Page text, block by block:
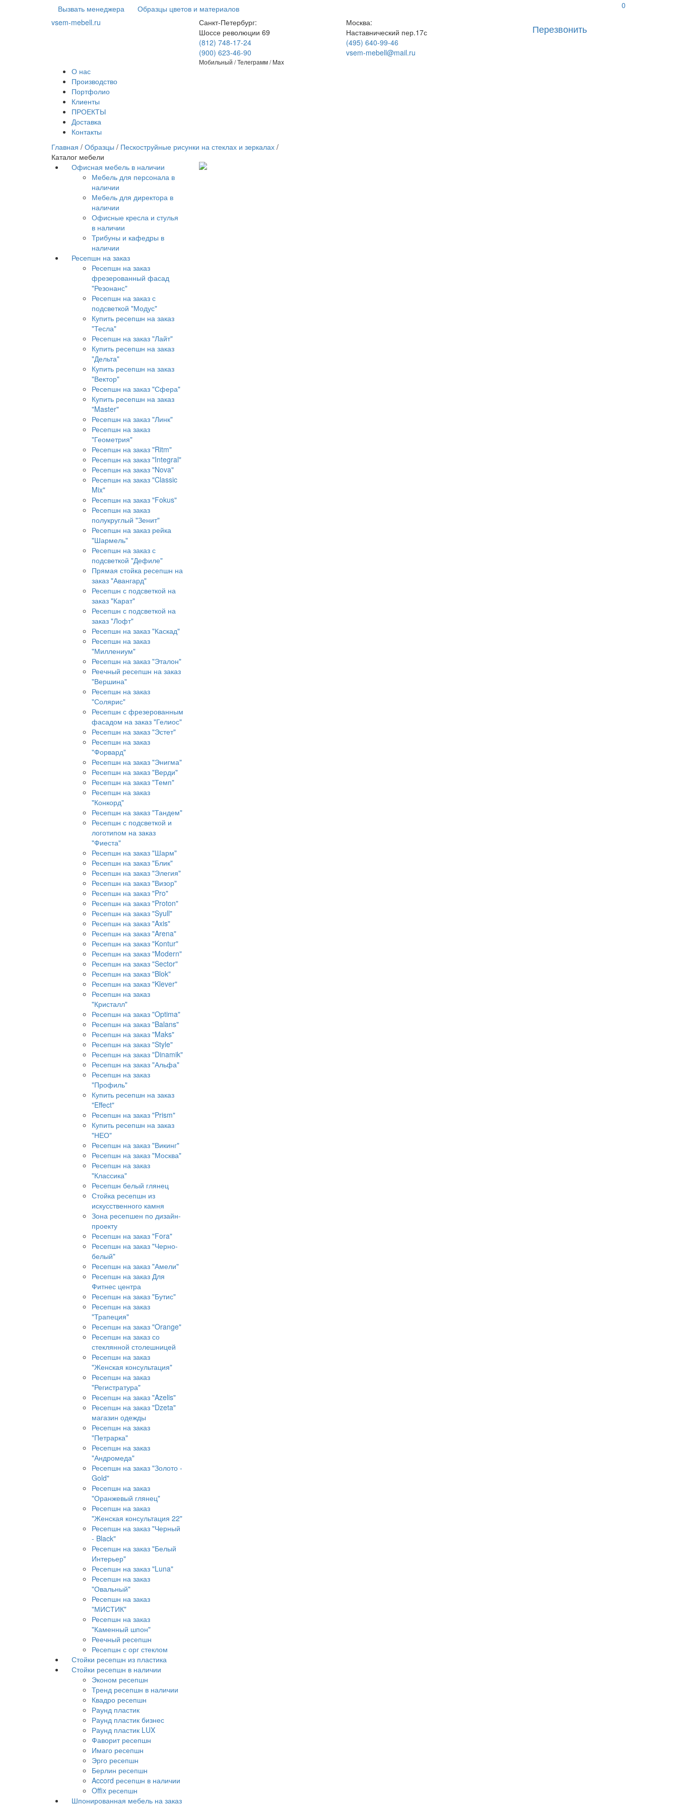
Вызвать менеджера Образцы цветов и материалов
0
vsem-mebell.ru
Санкт-Петербург:
Шоссе революции 69
(812) 748-17-24
(900) 623-46-90
Мобильный / Телеграмм / Max
Москва:
Наставнический пер.17с
(495) 640-99-46
vsem-mebell@mail.ru
Перезвонить
О нас
Производство
Портфолио
Клиенты
ПРОЕКТЫ
Доставка
Контакты
Главная / Образцы / Пескоструйные рисунки на стеклах и зеркалах /
Каталог мебели
Офисная мебель в наличии
Мебель для персонала в
наличии
Мебель для директора в
наличии
Офисные кресла и стулья
в наличии
Трибуны и кафедры в
наличии
Ресепшн на заказ
Ресепшн на заказ
фрезерованный фасад
"Резонанс"
Ресепшн на заказ с
подсветкой "Модус"
Купить ресепшн на заказ
"Тесла"
Ресепшн на заказ "Лайт"
Купить ресепшн на заказ
"Дельта"
Купить ресепшн на заказ
"Вектор"
Ресепшн на заказ "Сфера"
Купить ресепшн на заказ
"Master"
Ресепшн на заказ "Линк"
Ресепшн на заказ
"Геометрия"
Ресепшн на заказ "Ritm"
Ресепшн на заказ "Integral"
Ресепшн на заказ "Nova"
Ресепшн на заказ "Classic
Mix"
Ресепшн на заказ "Fokus"
Ресепшн на заказ
полукруглый "Зенит"
Ресепшн на заказ рейка
"Шармель"
Ресепшн на заказ с
подсветкой "Дефиле"
Прямая стойка ресепшн на
заказ "Авангард"
Ресепшн с подсветкой на
заказ "Карат"
Ресепшн с подсветкой на
заказ "Лофт"
Ресепшн на заказ "Каскад"
Ресепшн на заказ
"Миллениум"
Ресепшн на заказ "Эталон"
Реечный ресепшн на заказ
"Вершина"
Ресепшн на заказ
"Солярис"
Ресепшн с фрезерованным
фасадом на заказ "Гелиос"
Ресепшн на заказ "Эстет"
Ресепшн на заказ
"Форвард"
Ресепшн на заказ "Энигма"
Ресепшн на заказ "Верди"
Ресепшн на заказ "Темп"
Ресепшн на заказ
"Конкорд"
Ресепшн на заказ "Тандем"
Ресепшн с подсветкой и
логотипом на заказ
"Фиеста"
Ресепшн на заказ "Шарм"
Ресепшн на заказ "Блик"
Ресепшн на заказ "Элегия"
Ресепшн на заказ "Визор"
Ресепшн на заказ "Pro"
Ресепшн на заказ "Proton"
Ресепшн на заказ "Syull"
Ресепшн на заказ "Axis"
Ресепшн на заказ "Arena"
Ресепшн на заказ "Kontur"
Ресепшн на заказ "Modern"
Ресепшн на заказ "Sector"
Ресепшн на заказ "Blok"
Ресепшн на заказ "Klever"
Ресепшн на заказ
"Кристалл"
Ресепшн на заказ "Optima"
Ресепшн на заказ "Balans"
Ресепшн на заказ "Maks"
Ресепшн на заказ "Style"
Ресепшн на заказ "Dinamik"
Ресепшн на заказ "Альфа"
Ресепшн на заказ
"Профиль"
Купить ресепшн на заказ
"Effect"
Ресепшн на заказ "Prism"
Купить ресепшн на заказ
"НЕО"
Ресепшн на заказ "Викинг"
Ресепшн на заказ "Москва"
Ресепшн на заказ
"Классика"
Ресепшн белый глянец
Стойка ресепшн из
искусственного камня
Зона ресепшен по дизайн-
проекту
Ресепшн на заказ "Fora"
Ресепшн на заказ "Черно-
белый"
Ресепшн на заказ "Амели"
Ресепшн на заказ Для
Фитнес центра
Ресепшн на заказ "Бутис"
Ресепшн на заказ
"Трапеция"
Ресепшн на заказ "Orange"
Ресепшн на заказ со
стеклянной столешницей
Ресепшн на заказ
"Женская консультация"
Ресепшн на заказ
"Регистратура"
Ресепшн на заказ "Azelis"
Ресепшн на заказ "Dzeta"
магазин одежды
Ресепшн на заказ
"Петрарка"
Ресепшн на заказ
"Андромеда"
Ресепшн на заказ "Золото -
Gold"
Ресепшн на заказ
"Оранжевый глянец"
Ресепшн на заказ
"Женская консультация 22"
Ресепшн на заказ "Черный
- Black"
Ресепшн на заказ "Белый
Интерьер"
Ресепшн на заказ "Luna"
Ресепшн на заказ
"Овальный"
Ресепшн на заказ
"МИСТИК"
Ресепшн на заказ
"Каменный шпон"
Реечный ресепшн
Ресепшн с орг стеклом
Стойки ресепшн из пластика
Стойки ресепшн в наличии
Эконом ресепшн
Тренд ресепшн в наличии
Квадро ресепшн
Раунд пластик
Раунд пластик бизнес
Раунд пластик LUX
Фаворит ресепшн
Имаго ресепшн
Эрго ресепшн
Берлин ресепшн
Accord ресепшн в наличии
Offix ресепшн
Шпонированная мебель на заказ